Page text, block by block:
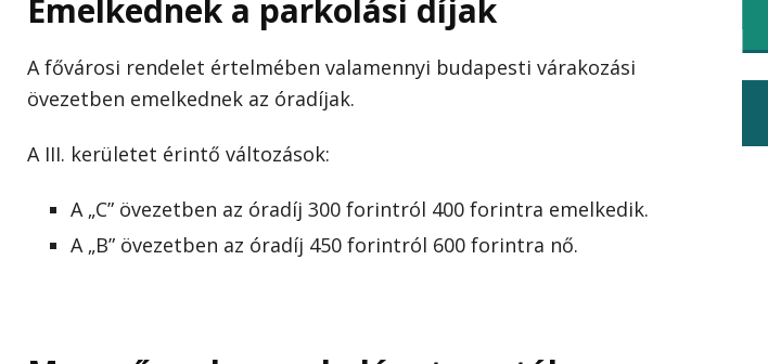
Emelkednek a parkolási díjak
A fővárosi rendelet értelmében valamennyi budapesti várakozási
övezetben emelkednek az óradíjak.
A III. kerületet érintő változások:
A „C” övezetben az óradíj 300 forintról 400 forintra emelkedik.
A „B” övezetben az óradíj 450 forintról 600 forintra nő.